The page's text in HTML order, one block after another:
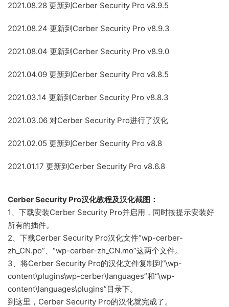
2021.08.28 更新到Cerber Security Pro v8.9.5
2021.08.24 更新到Cerber Security Pro v8.9.3
2021.08.04 更新到Cerber Security Pro v8.9.0
2021.04.09 更新到Cerber Security Pro v8.8.5
2021.03.14 更新到Cerber Security Pro v8.8.3
2021.03.06 对Cerber Security Pro进行了汉化
2021.02.05 更新到Cerber Security Pro v8.8
2021.01.17 更新到Cerber Security Pro v8.6.8
Cerber Security Pro汉化教程及汉化截图：
1、下载安装Cerber Security Pro并启用，同时按提示安装好
所有的插件。
2、下载Cerber Security Pro汉化文件“wp-cerber-
zh_CN.po”、“wp-cerber-zh_CN.mo”这两个文件。
3、将Cerber Security Pro的汉化文件复制到“\wp-
content\plugins\wp-cerber\languages”和“\wp-
content\languages\plugins”目录下。
到这里，Cerber Security Pro的汉化就完成了。